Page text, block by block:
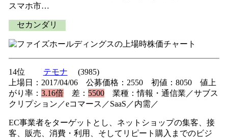
スマホ市…
セカンダリ
14位 テモナ
(3985)
上場日：2017/04/06 公募価格：2550 初値：8050 値上
がり率： 3.16倍差： 5500業種：情報・通信業／サブス
クリプション／eコマース／SaaS／内需／
EC事業者をターゲットとし、ネットショップの集客、接
客、販売、消費・利用、そしてリピート購入までのビジ